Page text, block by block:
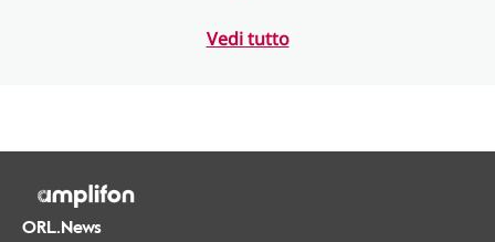
Vedi tutto
ORL.News